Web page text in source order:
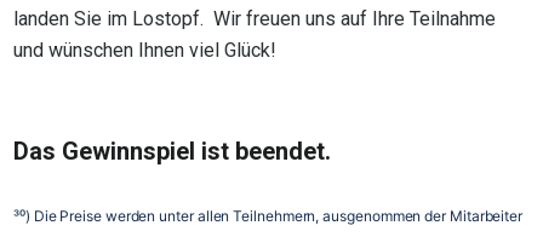
landen Sie im Lostopf. Wir freuen uns auf Ihre Teilnahme
und wünschen Ihnen viel Glück!
Das Gewinnspiel ist beendet.
³⁰) Die Preise werden unter allen Teilnehmern, ausgenommen der Mitarbeiter